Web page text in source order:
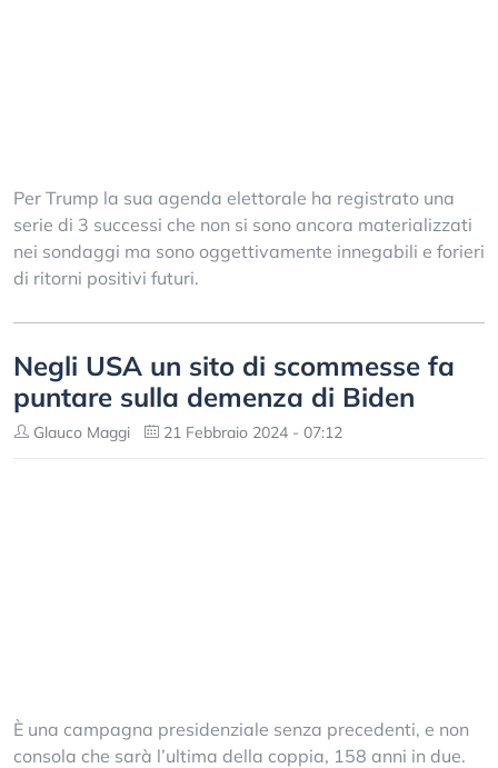
Per Trump la sua agenda elettorale ha registrato una
serie di 3 successi che non si sono ancora materializzati
nei sondaggi ma sono oggettivamente innegabili e forieri
di ritorni positivi futuri.
Negli USA un sito di scommesse fa
puntare sulla demenza di Biden
Glauco Maggi 21 Febbraio 2024 - 07:12
È una campagna presidenziale senza precedenti, e non
consola che sarà l’ultima della coppia, 158 anni in due.